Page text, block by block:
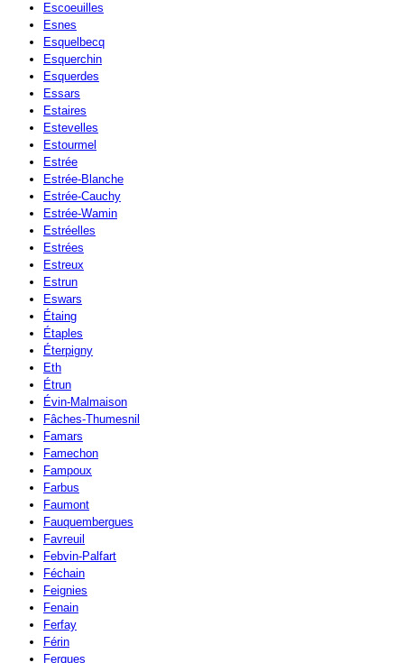
Escoeuilles
Esnes
Esquelbecq
Esquerchin
Esquerdes
Essars
Estaires
Estevelles
Estourmel
Estrée
Estrée-Blanche
Estrée-Cauchy
Estrée-Wamin
Estréelles
Estrées
Estreux
Estrun
Eswars
Étaing
Étaples
Éterpigny
Eth
Étrun
Évin-Malmaison
Fâches-Thumesnil
Famars
Famechon
Fampoux
Farbus
Faumont
Fauquembergues
Favreuil
Febvin-Palfart
Féchain
Feignies
Fenain
Ferfay
Férin
Ferques